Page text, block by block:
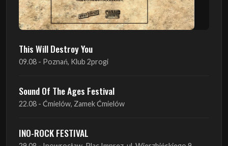
09.08 - Poznań, Klub 2progi
Sound Of The Ages Festival
22.08 - Ćmielów, Zamek Ćmielów
INO-ROCK FESTIVAL
29.08 - Inowrocław, Plac Imprez, ul. Wierzbińskiego 9
ProgRockFest 2026